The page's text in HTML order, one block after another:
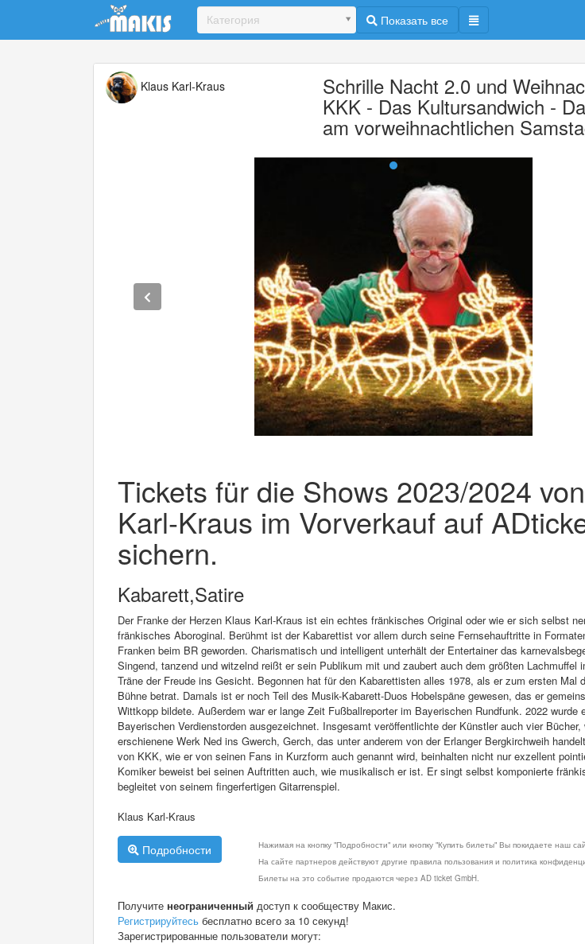
Update cookies preferences
Категория Показать все
Klaus Karl-Kraus Schrille Nacht 2.0 und
KKK - Das Kultursandwich -
am vorweihnachtlichen
Tickets für die Shows 2023/2024
Karl-Kraus im Vorverkauf auf
sichern.
Kabarett,Satire
Der Franke der Herzen Klaus Karl-Kraus ist ein echtes fränkisches Original oder wie er sich selbst
fränkisches Aboroginal. Berühmt ist der Kabarettist vor allem durch seine Fernsehauftritte in
Franken beim BR geworden. Charismatisch und intelligent unterhält der Entertainer das
Singend, tanzend und witzelnd reißt er sein Publikum mit und zaubert auch dem größten Lachmuffel
Träne der Freude ins Gesicht. Begonnen hat für den Kabarettisten alles 1978, als er zum ersten Mal
Bühne betrat. Damals ist er noch Teil des Musik-Kabarett-Duos Hobelspäne gewesen, das er
Wittkopp bildete. Außerdem war er lange Zeit Fußballreporter im Bayerischen Rundfunk. 2022 wurde
Bayerischen Verdienstorden ausgezeichnet. Insgesamt veröffentlichte der Künstler auch vier Bücher,
erschienene Werk Ned ins Gwerch, Gerch, das unter anderem von der Erlanger Bergkirchweih
von KKK, wie er von seinen Fans in Kurzform auch genannt wird, beinhalten nicht nur exzellent
Komiker beweist bei seinen Auftritten auch, wie musikalisch er ist. Er singt selbst komponierte
begleitet von seinem fingerfertigen Gitarrenspiel.
Klaus Karl-Kraus
Подробности
Нажимая на кнопку "Подробности" или кнопку "Купить билеты" Вы покидаете наш
На сайте партнеров действуют другие правила пользования и политика
Билеты на это событие продаются через AD ticket GmbH.
Получите неограниченный доступ к сообществу Макис.
Регистрируйтесь бесплатно всего за 10 секунд!
Зарегистрированные пользователи могут: